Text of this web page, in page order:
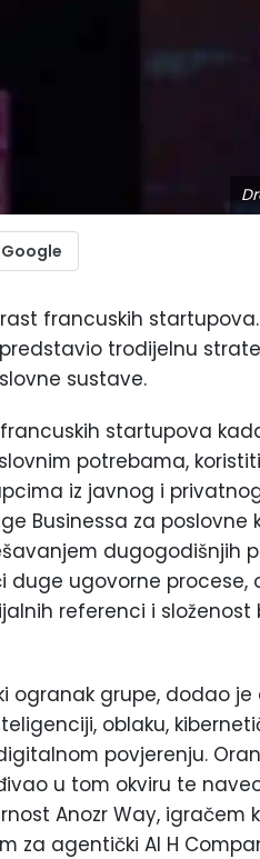
francuskih
trodijelnu
sustave.
startupova
potrebama,
iz javnog i
Businessa za poslovne
dugogodišnjih
duge ugovorne procese,
referenci i složenost
ogranak grupe, dodao
oblaku,
povjerenju.
u tom okviru te
Anozr Way, igračem
za agentički AI H